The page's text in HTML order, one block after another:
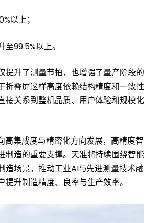
以上；
99.5%以上。
提升了测量节拍，也增强了量产阶段的
折叠屏这样高度依赖结构精度和一致性
接关系到整机品质、用户体验和规模化
高集成度与精密化方向发展，高精度智
制造的重要支撑。天准将持续围绕智能
造场景，推动工业AI与先进测量技术融
提升制造精度、良率与生产效率。